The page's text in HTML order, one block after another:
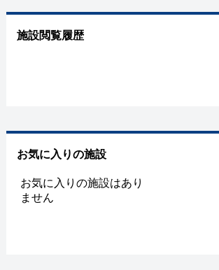
施設閲覧履歴
お気に入りの施設
お気に入りの施設はあり
ません